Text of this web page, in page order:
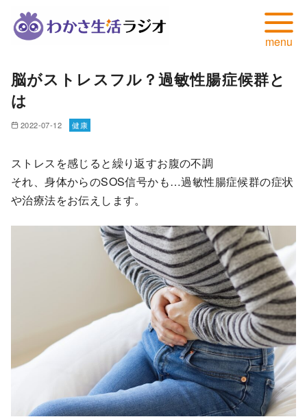
脳がストレスフル？過敏性腸症候群と
は
2022-07-12 健康
ストレスを感じると繰り返すお腹の不調
それ、身体からのSOS信号かも…過敏性腸症候群の症状
や治療法をお伝えします。